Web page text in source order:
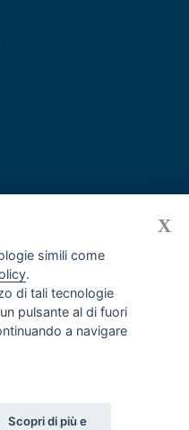
AODV
- ® Marchio registrato
Organismi di Vigilanza
simili come
.
di tali tecnologie
pulsante al di fuori
a navigare
X
Scopri di più e